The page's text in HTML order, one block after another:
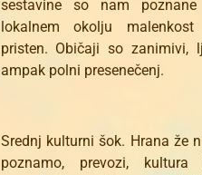
sestavine so nam
lokalnem okolju
pristen. Običaji so zanimivi,
ampak polni presenečenj.
Srednj kulturni šok. Hrana že
poznamo, prevozi,